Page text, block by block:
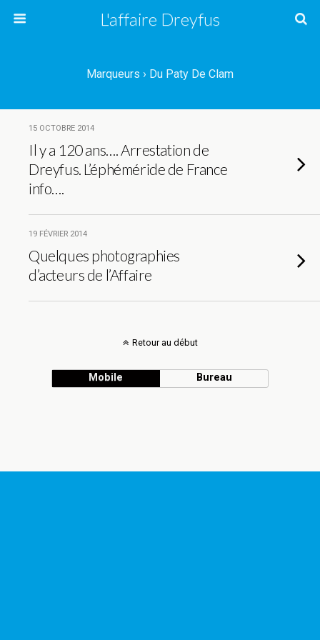
L'affaire Dreyfus
Marqueurs › Du Paty De Clam
15 OCTOBRE 2014
Il y a 120 ans…. Arrestation de
Dreyfus. L’éphéméride de France
info….
19 FÉVRIER 2014
Quelques photographies
d’acteurs de l’Affaire
Retour au début
Mobile Bureau